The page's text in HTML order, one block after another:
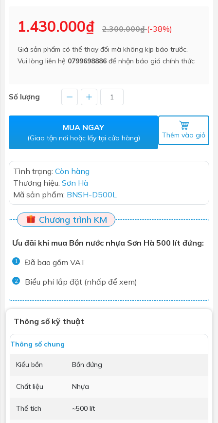
1.430.000₫ 2.300.000₫(-38%)
Giá sản phẩm có thể thay đổi mà không kịp báo trước.
Vui lòng liên hệ 0799698886 để nhận báo giá chính thức
Số lượng
MUA NGAY
(Giao tận nơi hoặc lấy tại cửa hàng) Thêm vào giỏ
Tình trạng: Còn hàng
Thương hiệu: Sơn Hà
Mã sản phẩm: BNSH-D500L
Chương trình KM
Ưu đãi khi mua Bồn nước nhựa Sơn Hà 500 lít đứng:
1 Đã bao gồm VAT
2 Biểu phí lắp đặt (nhấp để xem)
Thông số kỹ thuật
Thông số chung
Kiểu bồn Bồn đứng
Chất liệu Nhựa
Thể tích ~500 lít